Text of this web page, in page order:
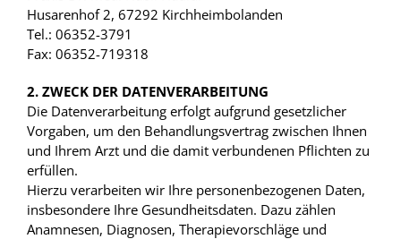
Husarenhof 2, 67292 Kirchheimbolanden
Tel.: 06352-3791
Fax: 06352-719318
2. ZWECK DER DATENVERARBEITUNG
Die Datenverarbeitung erfolgt aufgrund gesetzlicher
Vorgaben, um den Behandlungsvertrag zwischen Ihnen
und Ihrem Arzt und die damit verbundenen Pflichten zu
erfüllen.
Hierzu verarbeiten wir Ihre personenbezogenen Daten,
insbesondere Ihre Gesundheitsdaten. Dazu zählen
Anamnesen, Diagnosen, Therapievorschläge und